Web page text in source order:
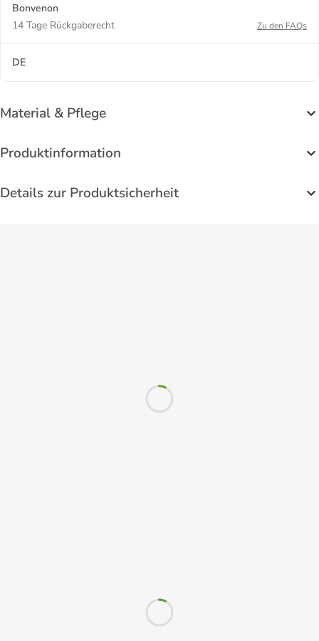
Bonvenon
14 Tage Rückgaberecht
Zu den FAQs
DE
Material & Pflege
Produktinformation
Details zur Produktsicherheit